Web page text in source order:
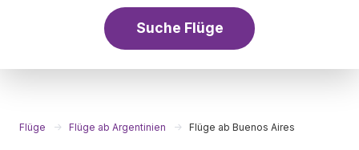
Suche Flüge
Flüge Flüge ab Argentinien Flüge ab Buenos Aires